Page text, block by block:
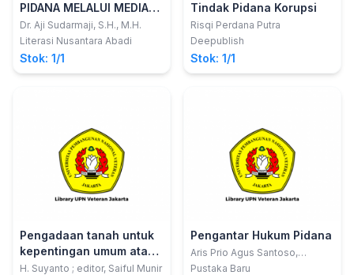
PIDANA MELALUI MEDIASI
PENAL BERBASIS NILAI
KEADILAN PANCASILA
Dr. Aji Sudarmaji, S.H., M.H.
Literasi Nusantara Abadi
Stok: 1/1
Tindak Pidana Korupsi
Risqi Perdana Putra
Deepublish
Stok: 1/1
Pengadaan tanah untuk
kepentingan umum atas
tanah kas desa pasca
H. Suyanto ; editor, Saiful Munir
Pengantar Hukum Pidana
Aris Prio Agus Santoso,
SH.,MH.; Rezi, SH.,MH.; Aryono,
Pustaka Baru